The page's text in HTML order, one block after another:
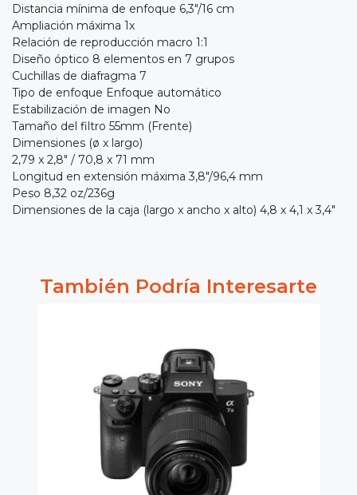
Distancia mínima de enfoque 6,3"/16 cm
Ampliación máxima 1x
Relación de reproducción macro 1:1
Diseño óptico 8 elementos en 7 grupos
Cuchillas de diafragma 7
Tipo de enfoque Enfoque automático
Estabilización de imagen No
Tamaño del filtro 55mm (Frente)
Dimensiones (ø x largo)
2,79 x 2,8" / 70,8 x 71 mm
Longitud en extensión máxima 3,8"/96,4 mm
Peso 8,32 oz/236g
Dimensiones de la caja (largo x ancho x alto) 4,8 x 4,1 x 3,4"
También Podría Interesarte